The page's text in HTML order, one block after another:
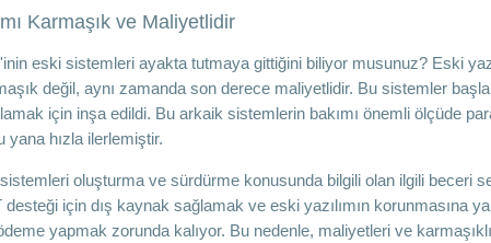
Karmaşık ve Maliyetlidir
eski sistemleri ayakta tutmaya gittiğini biliyor musunuz? Eski
değil, aynı zamanda son derece maliyetlidir. Bu sistemler
için inşa edildi. Bu arkaik sistemlerin bakımı önemli ölçüde
yana hızla ilerlemiştir.
oluşturma ve sürdürme konusunda bilgili olan ilgili beceri
için dış kaynak sağlamak ve eski yazılımın korunmasına
yapmak zorunda kalıyor. Bu nedenle, maliyetleri ve